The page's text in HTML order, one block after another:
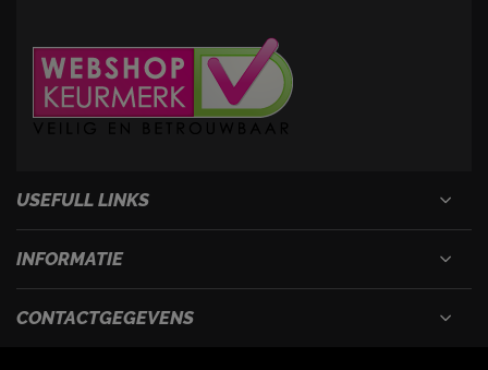
USEFULL LINKS
INFORMATIE
CONTACTGEGEVENS